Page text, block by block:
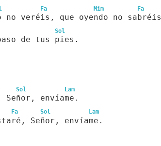
Fa Mim Fa
no veréis, que oyendo no sabréis
Sol
de tus pies.
Sol Lam
envíame.
Fa Sol Lam
Señor, envíame.